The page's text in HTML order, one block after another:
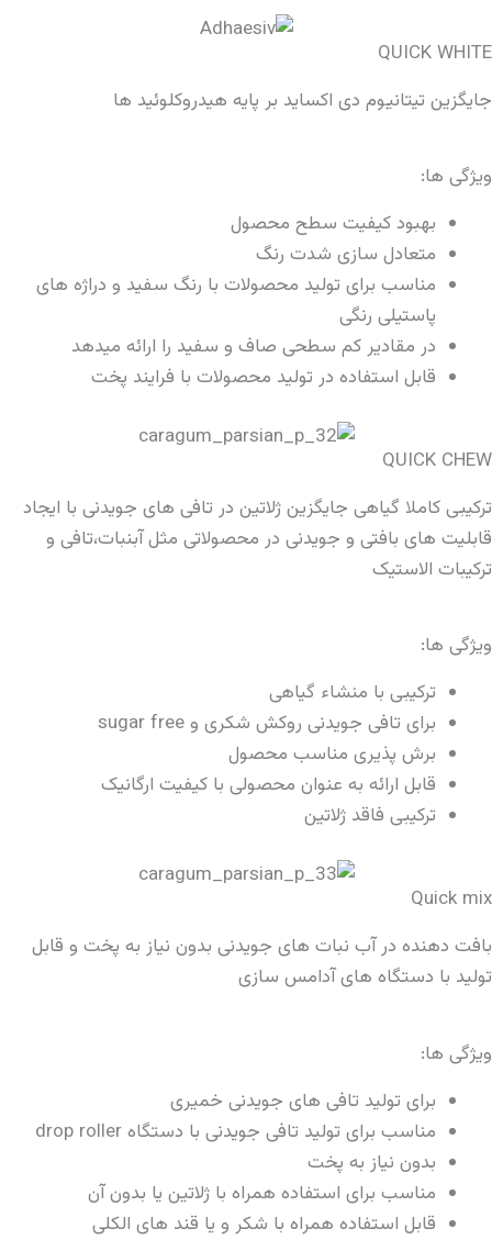
QUICK WHITE
جایگزین تیتانیوم دی اکساید بر پایه هیدروکلوئید ها
ویژگی ها:
بهبود کیفیت سطح محصول
متعادل سازی شدت رنگ
مناسب برای تولید محصولات با رنگ سفید و دراژه های
پاستیلی رنگی
در مقادیر کم سطحی صاف و سفید را ارائه میدهد
قابل استفاده در تولید محصولات با فرایند پخت
QUICK CHEW
ترکیبی کاملا گیاهی جایگزین ژلاتین در تافی های جویدنی با ایجاد
قابلیت های بافتی و جویدنی در محصولاتی مثل آبنبات،تافی و
ترکیبات الاستیک
ویژگی ها:
ترکیبی با منشاء گیاهی
برای تافی جویدنی روکش شکری و sugar free
برش پذیری مناسب محصول
قابل ارائه به عنوان محصولی با کیفیت ارگانیک
ترکیبی فاقد ژلاتین
Quick mix
بافت دهنده در آب نبات های جویدنی بدون نیاز به پخت و قابل
تولید با دستگاه های آدامس سازی
ویژگی ها:
برای تولید تافی های جویدنی خمیری
مناسب برای تولید تافی جویدنی با دستگاه drop roller
بدون نیاز به پخت
مناسب برای استفاده همراه با ژلاتین یا بدون آن
قابل استفاده همراه با شکر و یا قند های الکلی